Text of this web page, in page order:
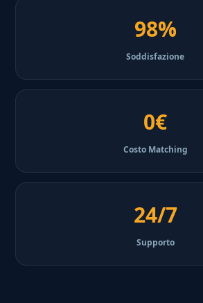
98%
Soddisfazione
0€
Costo Matching
24/7
Supporto